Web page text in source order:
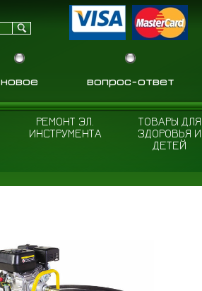
новое вопрос-ответ
РЕМОНТ ЭЛ.
ИНСТРУМЕНТА
ТОВАРЫ ДЛЯ
ЗДОРОВЬЯ И
ДЕТЕЙ